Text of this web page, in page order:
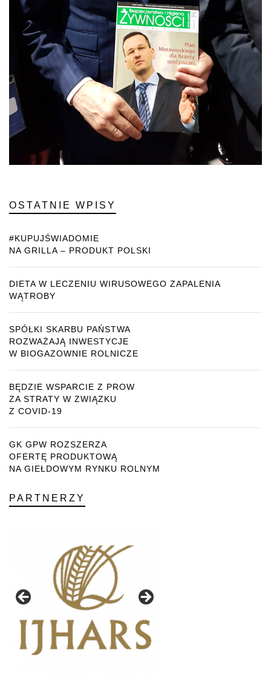
OSTATNIE WPISY
#KUPUJŚWIADOMIE
NA GRILLA – PRODUKT POLSKI
DIETA W LECZENIU WIRUSOWEGO ZAPALENIA
WĄTROBY
SPÓŁKI SKARBU PAŃSTWA
ROZWAŻAJĄ INWESTYCJE
W BIOGAZOWNIE ROLNICZE
BĘDZIE WSPARCIE Z PROW
ZA STRATY W ZWIĄZKU
Z COVID-19
GK GPW ROZSZERZA
OFERTĘ PRODUKTOWĄ
NA GIEŁDOWYM RYNKU ROLNYM
PARTNERZY